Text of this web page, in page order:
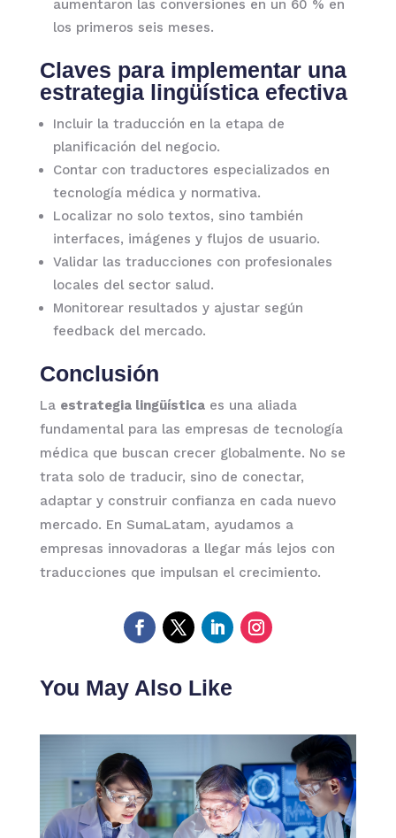
aumentaron las conversiones en un 60 % en
los primeros seis meses.
Claves para implementar una
estrategia lingüística efectiva
Incluir la traducción en la etapa de
planificación del negocio.
Contar con traductores especializados en
tecnología médica y normativa.
Localizar no solo textos, sino también
interfaces, imágenes y flujos de usuario.
Validar las traducciones con profesionales
locales del sector salud.
Monitorear resultados y ajustar según
feedback del mercado.
Conclusión
La estrategia lingüísticaes una aliada
fundamental para las empresas de tecnología
médica que buscan crecer globalmente. No se
trata solo de traducir, sino de conectar,
adaptar y construir confianza en cada nuevo
mercado. En SumaLatam, ayudamos a
empresas innovadoras a llegar más lejos con
traducciones que impulsan el crecimiento.
You May Also Like